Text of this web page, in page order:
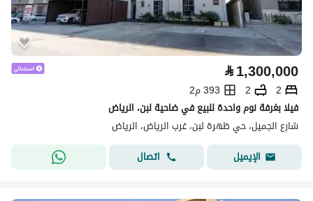
⃁1,300,000
2
2
393 م2
فيلا بغرفة نوم واحدة للبيع في ضاحية لبن، الرياض
شارع الجميل، حي ظهرة لبن، غرب الرياض، الرياض
الإيميل
اتصال